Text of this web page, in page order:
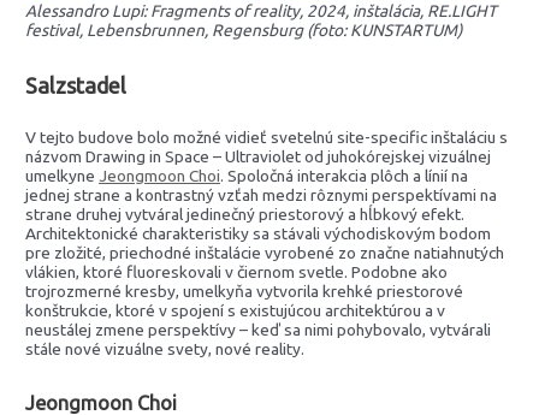
Alessandro Lupi: Fragments of reality, 2024, inštalácia, RE.LIGHT
festival, Lebensbrunnen, Regensburg (foto: KUNSTARTUM)
Salzstadel
V tejto budove bolo možné vidieť svetelnú site-specific inštaláciu s
názvom Drawing in Space – Ultraviolet od juhokórejskej vizuálnej
umelkyne Jeongmoon Choi. Spoločná interakcia plôch a línií na
jednej strane a kontrastný vzťah medzi rôznymi perspektívami na
strane druhej vytváral jedinečný priestorový a hĺbkový efekt.
Architektonické charakteristiky sa stávali východiskovým bodom
pre zložité, priechodné inštalácie vyrobené zo značne natiahnutých
vlákien, ktoré fluoreskovali v čiernom svetle. Podobne ako
trojrozmerné kresby, umelkyňa vytvorila krehké priestorové
konštrukcie, ktoré v spojení s existujúcou architektúrou a v
neustálej zmene perspektívy – keď sa nimi pohybovalo, vytvárali
stále nové vizuálne svety, nové reality.
Jeongmoon Choi